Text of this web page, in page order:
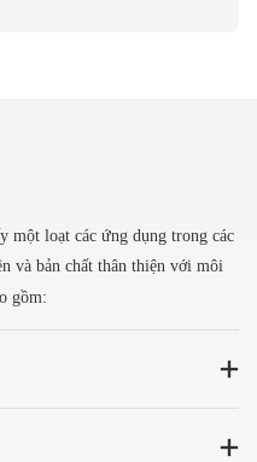
một loạt các ứng dụng trong các
và bản chất thân thiện với môi
gồm: